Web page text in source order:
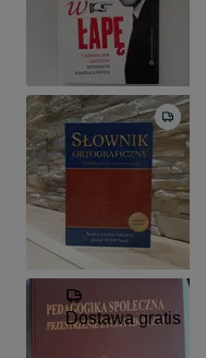
Dostawa gratis